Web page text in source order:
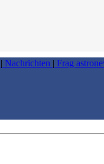
| Nachrichten | Frag